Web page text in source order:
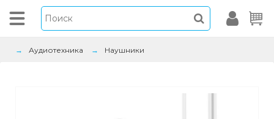
Аудиотехника Наушники